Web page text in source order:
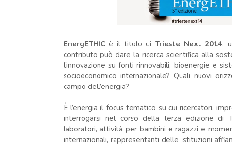
EnergETHICè il titolo di Trieste Next 2014,
contributo può dare la ricerca scientifica alla
l’innovazione su fonti rinnovabili, bioenergie e
socioeconomico internazionale? Quali nuovi
campo dell’energia?
È l’energia il focus tematico su cui ricercatori,
interrogarsi nel corso della terza edizione di
laboratori, attività per bambini e ragazzi e
internazionali, rappresentanti delle istituzioni